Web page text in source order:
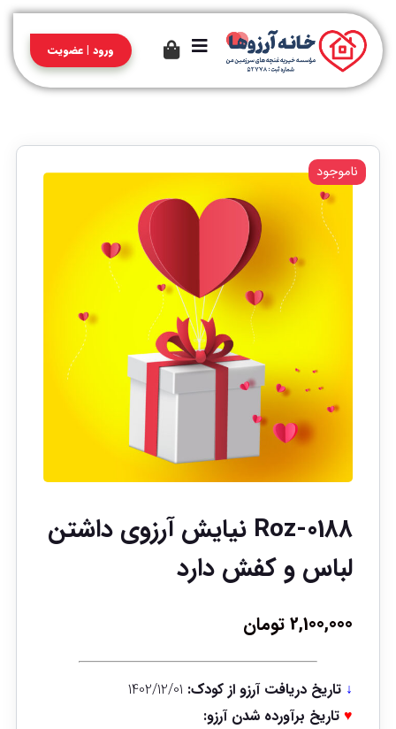
ورود | عضویت
Roz-0188 نیایش آرزوی داشتن
لباس و کفش دارد
2,100,000تومان
↓ تاریخ دریافت آرزو از کودک:
♥تاریخ برآورده شدن آرزو:
ناموجود